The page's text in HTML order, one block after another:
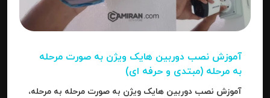
آموزش نصب دوربین هایک‌ ویژن به صورت مرحله‌
به‌ مرحله (مبتدی و حرفه ای)
آموزش نصب دوربین هایک‌ ویژن به صورت مرحله‌ به‌ مرحله،